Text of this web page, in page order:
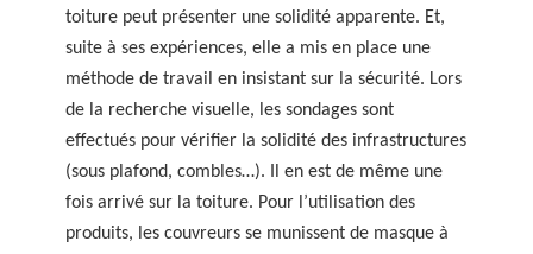
toiture peut présenter une solidité apparente. Et,
suite à ses expériences, elle a mis en place une
méthode de travail en insistant sur la sécurité. Lors
de la recherche visuelle, les sondages sont
effectués pour vérifier la solidité des infrastructures
(sous plafond, combles…). Il en est de même une
fois arrivé sur la toiture. Pour l’utilisation des
produits, les couvreurs se munissent de masque à